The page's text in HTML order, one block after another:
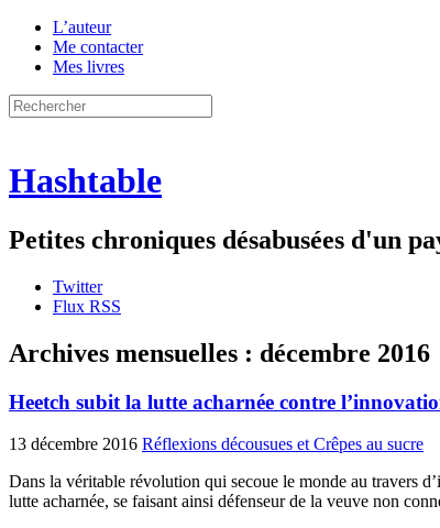
L’auteur
Me contacter
Mes livres
Hashtable
Petites chroniques désabusées d'un
Twitter
Flux RSS
Archives mensuelles : décembre 2016
Heetch subit la lutte acharnée contre
13 décembre 2016 Réflexions décousues et Crêpes au sucre
Dans la véritable révolution qui secoue le monde au travers
lutte acharnée, se faisant ainsi défenseur de la veuve non